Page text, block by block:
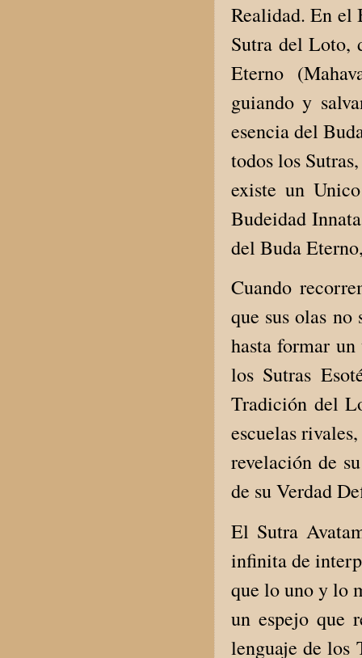
Realidad. En el
Sutra del Loto,
Eterno
guiando y
esencia del
todos los
existe un
Budeidad
del Buda
Cuando
que sus olas no
hasta formar
los Sutras
Tradición del
escuelas
revelación de
de su Verdad
El Sutra
infinita de
que lo uno y lo
un espejo que
lenguaje de los